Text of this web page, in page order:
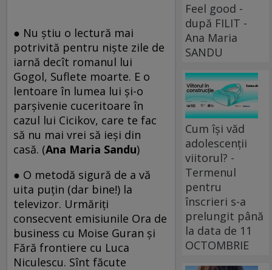
● Nu ştiu o lectură mai
potrivită pentru nişte zile de
iarnă decît romanul lui
Gogol, Suflete moarte. E o
lentoare în lumea lui şi-o
parşivenie cuceritoare în
cazul lui Cicikov, care te fac
să nu mai vrei să ieşi din
casă. (Ana Maria Sandu)
● O metodă sigură de a vă
uita puţin (dar bine!) la
televizor. Urmăriţi
consecvent emisiunile Ora de
business cu Moise Guran şi
Fără frontiere cu Luca
Niculescu. Sînt făcute
Feel good -
după FILIT -
Ana Maria
SANDU
Cum își văd
adolescenții
viitorul? -
Termenul
pentru
înscrieri s-a
prelungit până
la data de 11
OCTOMBRIE